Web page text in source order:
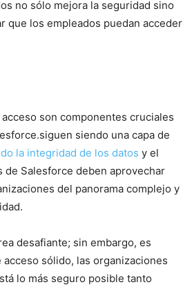
no sólo mejora la⁢ seguridad sino
que los empleados puedan acceder
son componentes cruciales
siendo una capa de
la integridad de los datos y el
Salesforce deben aprovechar
del panorama complejo y
desafiante; sin embargo, es
sólido, las organizaciones
lo más seguro posible tanto